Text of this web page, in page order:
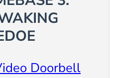
Doorbell